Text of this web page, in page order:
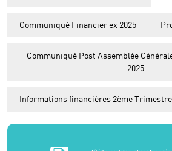
Communiqué Financier ex 2025
Communiqué Post Assemblée
2025
Informations financières 2ème Trimestre